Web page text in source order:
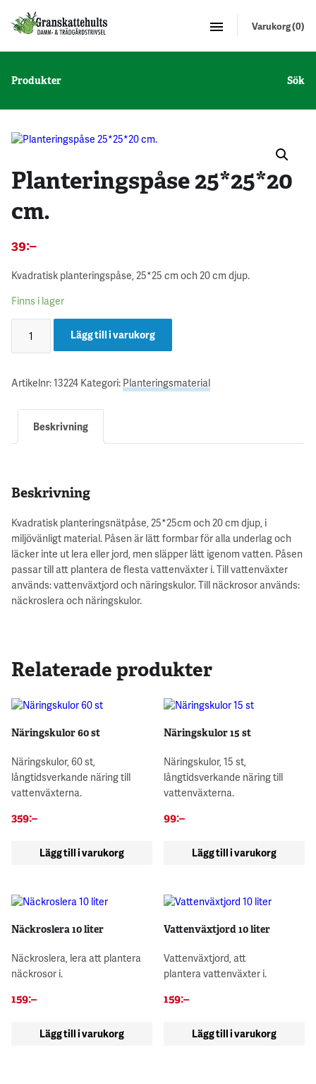
Varukorg (0)
Produkter Sök
Planteringspåse 25*25*20
cm.
39:–
Kvadratisk planteringspåse, 25*25 cm och 20 cm djup.
Finns i lager
Lägg till i varukorg
Artikelnr:13224 Kategori: Planteringsmaterial
Beskrivning
Beskrivning
Kvadratisk planteringsnätpåse, 25*25cm och 20 cm djup, i
miljövänligt material. Påsen är lätt formbar för alla underlag och
läcker inte ut lera eller jord, men släpper lätt igenom vatten. Påsen
passar till att plantera de flesta vattenväxter i. Till vattenväxter
används: vattenväxtjord och näringskulor. Till näckrosor används:
näckroslera och näringskulor.
Relaterade produkter
Näringskulor 60 st
Näringskulor, 60 st,
långtidsverkande näring till
vattenväxterna.
359:–
Lägg till i varukorg
Näringskulor 15 st
Näringskulor, 15 st,
långtidsverkande näring till
vattenväxterna.
99:–
Lägg till i varukorg
Näckroslera 10 liter
Näckroslera, lera att plantera
näckrosor i.
159:–
Lägg till i varukorg
Vattenväxtjord 10 liter
Vattenväxtjord, att
plantera vattenväxter i.
159:–
Lägg till i varukorg